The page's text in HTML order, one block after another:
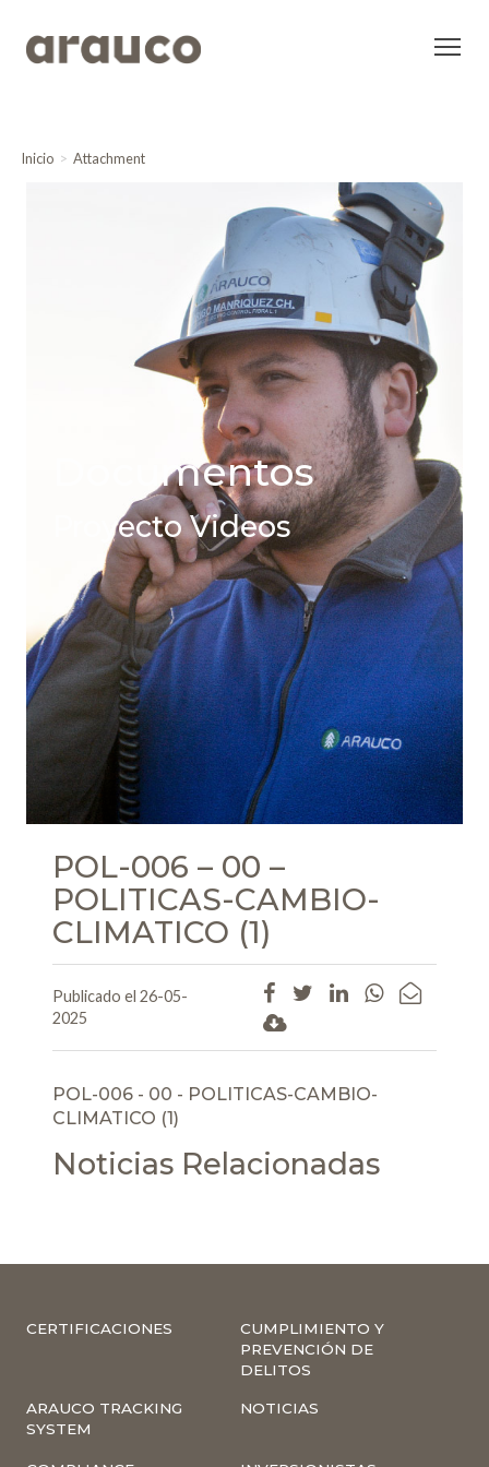
Inicio Attachment
Documentos
Proyecto Videos
POL-006 – 00 –
POLITICAS-CAMBIO-
CLIMATICO (1)
Publicado el 26-05-
2025
POL-006 - 00 - POLITICAS-CAMBIO-
CLIMATICO (1)
Noticias Relacionadas
CERTIFICACIONES
CUMPLIMIENTO Y
PREVENCIÓN DE
DELITOS
ARAUCO TRACKING
SYSTEM
NOTICIAS